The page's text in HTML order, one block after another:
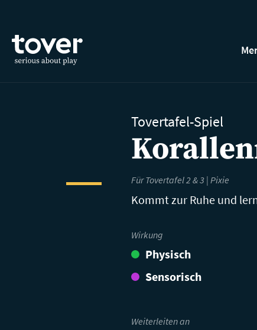
Tovertafel-Spiel
Für Tovertafel 2 & 3 | Pixie
Kommt zur Ruhe und
Wirkung
Physisch
Sensorisch
Weiterleiten an